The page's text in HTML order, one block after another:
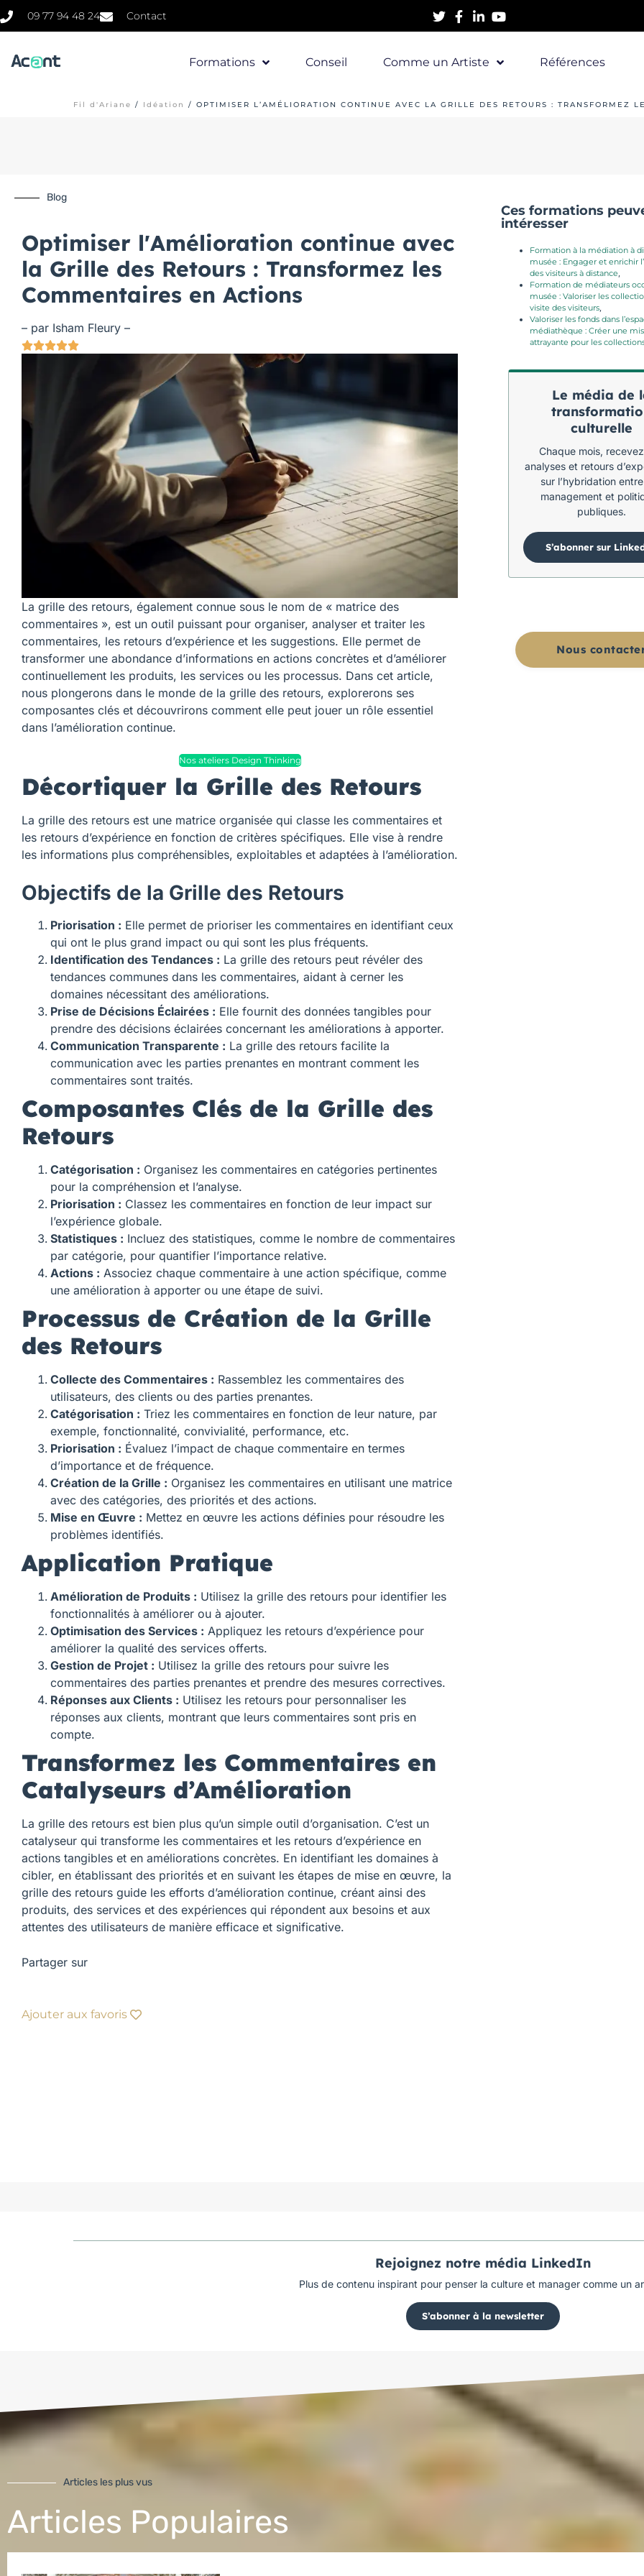
09 77 94 48 24 Contact
Formations Conseil Comme un Artiste Références
Fil d'Ariane / Idéation / OPTIMISER L’AMÉLIORATION CONTINUE AVEC LA GRILLE DES RETOURS : TRANSFORMEZ
Blog
Optimiser l'Amélioration continue avec
la Grille des Retours : Transformez les
Commentaires en Actions
– par Isham Fleury –

La grille des retours, également connue sous le nom de « matrice des
commentaires », est un outil puissant pour organiser, analyser et traiter les
commentaires, les retours d’expérience et les suggestions. Elle permet de
transformer une abondance d’informations en actions concrètes et d’améliorer
continuellement les produits, les services ou les processus. Dans cet article,
nous plongerons dans le monde de la grille des retours, explorerons ses
composantes clés et découvrirons comment elle peut jouer un rôle essentiel
dans l’amélioration continue.
Nos ateliers Design Thinking
Décortiquer la Grille des Retours
La grille des retours est une matrice organisée qui classe les commentaires et
les retours d’expérience en fonction de critères spécifiques. Elle vise à rendre
les informations plus compréhensibles, exploitables et adaptées à l’amélioration.
Objectifs de la Grille des Retours
Priorisation : Elle permet de prioriser les commentaires en identifiant ceux
qui ont le plus grand impact ou qui sont les plus fréquents.
Identification des Tendances : La grille des retours peut révéler des
tendances communes dans les commentaires, aidant à cerner les
domaines nécessitant des améliorations.
Prise de Décisions Éclairées : Elle fournit des données tangibles pour
prendre des décisions éclairées concernant les améliorations à apporter.
Communication Transparente : La grille des retours facilite la
communication avec les parties prenantes en montrant comment les
commentaires sont traités.
Composantes Clés de la Grille des
Retours
Catégorisation : Organisez les commentaires en catégories pertinentes
pour la compréhension et l’analyse.
Priorisation : Classez les commentaires en fonction de leur impact sur
l’expérience globale.
Statistiques : Incluez des statistiques, comme le nombre de commentaires
par catégorie, pour quantifier l’importance relative.
Actions : Associez chaque commentaire à une action spécifique, comme
une amélioration à apporter ou une étape de suivi.
Processus de Création de la Grille
des Retours
Collecte des Commentaires : Rassemblez les commentaires des
utilisateurs, des clients ou des parties prenantes.
Catégorisation : Triez les commentaires en fonction de leur nature, par
exemple, fonctionnalité, convivialité, performance, etc.
Priorisation : Évaluez l’impact de chaque commentaire en termes
d’importance et de fréquence.
Création de la Grille : Organisez les commentaires en utilisant une matrice
avec des catégories, des priorités et des actions.
Mise en Œuvre : Mettez en œuvre les actions définies pour résoudre les
problèmes identifiés.
Application Pratique
Amélioration de Produits : Utilisez la grille des retours pour identifier les
fonctionnalités à améliorer ou à ajouter.
Optimisation des Services : Appliquez les retours d’expérience pour
améliorer la qualité des services offerts.
Gestion de Projet : Utilisez la grille des retours pour suivre les
commentaires des parties prenantes et prendre des mesures correctives.
Réponses aux Clients : Utilisez les retours pour personnaliser les
réponses aux clients, montrant que leurs commentaires sont pris en
compte.
Transformez les Commentaires en
Catalyseurs d’Amélioration
La grille des retours est bien plus qu’un simple outil d’organisation. C’est un
catalyseur qui transforme les commentaires et les retours d’expérience en
actions tangibles et en améliorations concrètes. En identifiant les domaines à
cibler, en établissant des priorités et en suivant les étapes de mise en œuvre, la
grille des retours guide les efforts d’amélioration continue, créant ainsi des
produits, des services et des expériences qui répondent aux besoins et aux
attentes des utilisateurs de manière efficace et significative.
Partager sur
Ajouter aux favoris
Ces formations
intéresser
Formation à la médiation à
musée : Engager et enrichir
des visiteurs à distance,
Formation de médiateurs
musée : Valoriser les
visite des visiteurs,
Valoriser les fonds dans
médiathèque : Créer une
attrayante pour les
Le média de
culturelle
Chaque mois,
analyses et retours
sur l’hybridation
management et
publiques.
S’abonner sur
Nous
Rejoignez notre média LinkedIn
Plus de contenu inspirant pour penser la culture et manager comme un
S’abonner à la newsletter
Articles les plus vus
Articles Populaires